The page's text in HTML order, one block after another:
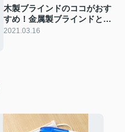
木製ブラインドのココがおす
すめ！金属製ブラインドとの
違いや取り付け方法を紹介
2021.03.16